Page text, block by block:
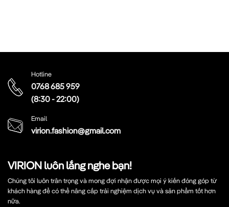
VIRION luôn lắng nghe bạn!
Chúng tôi luôn trân trọng và mong đợi nhận được mọi ý kiến đóng góp từ
khách hàng để có thể nâng cấp trải nghiệm dịch vụ và sản phẩm tốt hơn
nữa.
Hotline
0768 685 959
(8:30 - 22:00)
Email
virion.fashion@gmail.com